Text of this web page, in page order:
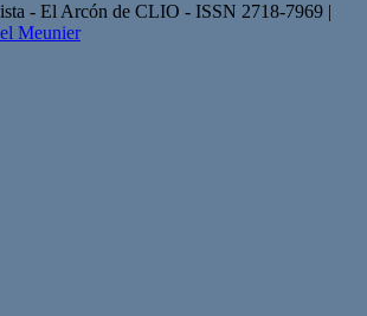
- El Arcón de CLIO - ISSN 2718-7969 |
Meunier